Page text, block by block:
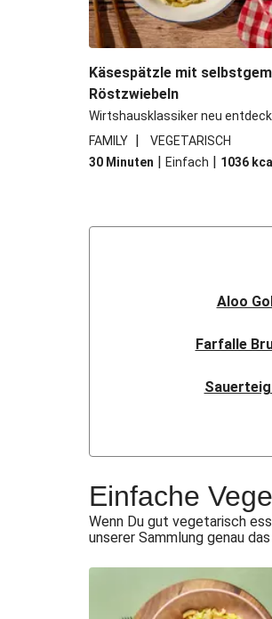
Käsespätzle mit
Röstzwiebeln
Wirtshausklassiker neu
FAMILY |
VEGETARISCH
30 Minuten | Einfach | 1036 kcal
Aloo
Farfalle
Nord-
Spinat-
Einfache
Wenn Du gut vegetarisch
unserer Sammlung genau